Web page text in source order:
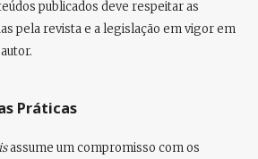
publicados deve respeitar as
pela revista e a legislação em vigor em
Práticas
assume um compromisso com os